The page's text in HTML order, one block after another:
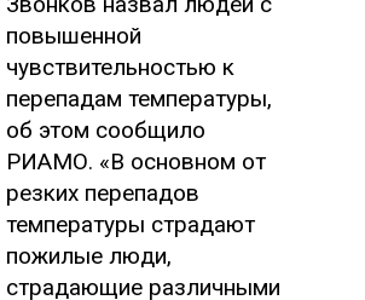
повышенной
чувствительностью к
перепадам температуры,
об этом сообщило
РИАМО. «В основном от
резких перепадов
температуры страдают
пожилые люди,
страдающие различными